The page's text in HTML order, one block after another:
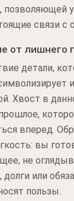
позволяющей
связи
от лишнего
детали,
Хвост в
вперед.
вы
не
долги или
пользы.